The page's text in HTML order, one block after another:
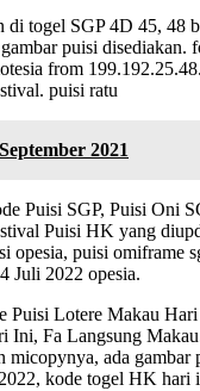
di togel SGP 4D 45, 48
puisi disediakan.
from
puisi ratu
2021
Puisi SGP, Puisi Oni
Puisi HK yang
opesia, puisi omiframe
Juli 2022 opesia.
Puisi Lotere Makau
Fa Langsung
ada gambar
kode togel HK hari